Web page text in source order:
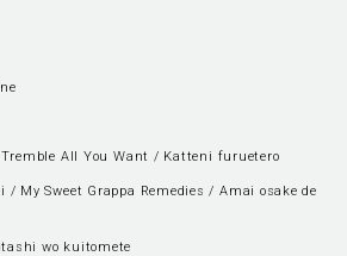
All You Want / Katteni furuetero
/ My Sweet Grappa Remedies / Amai osake de
wo kuitomete